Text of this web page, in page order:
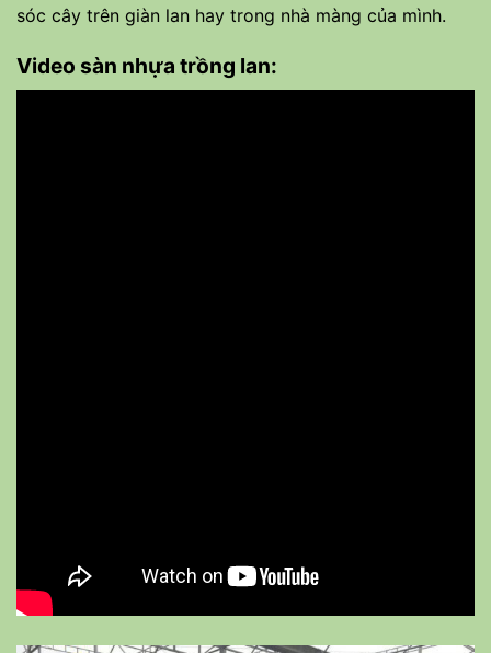
sóc cây trên giàn lan hay trong nhà màng của mình.
Video sàn nhựa trồng lan: